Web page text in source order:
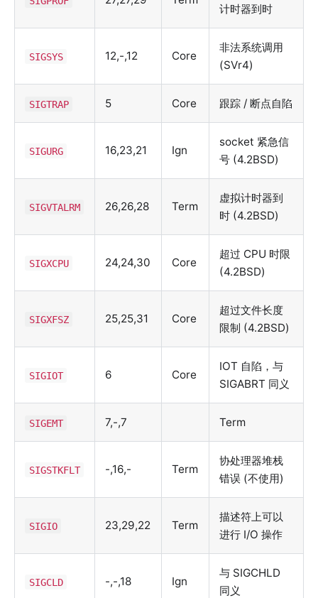
计时器到时
SIGSYS 12,-,12 Core
非法系统调用
(SVr4)
SIGTRAP 5 Core 跟踪 / 断点自陷
SIGURG 16,23,21 Ign
socket 紧急信
号 (4.2BSD)
SIGVTALRM 26,26,28 Term
虚拟计时器到
时 (4.2BSD)
SIGXCPU 24,24,30 Core
超过 CPU 时限
(4.2BSD)
SIGXFSZ 25,25,31 Core
超过文件长度
限制 (4.2BSD)
SIGIOT 6 Core
IOT 自陷，与
SIGABRT 同义
SIGEMT 7,-,7 Term
SIGSTKFLT -,16,- Term
协处理器堆栈
错误 (不使用)
SIGIO 23,29,22 Term
描述符上可以
进行 I/O 操作
SIGCLD -,-,18 Ign
与 SIGCHLD
同义